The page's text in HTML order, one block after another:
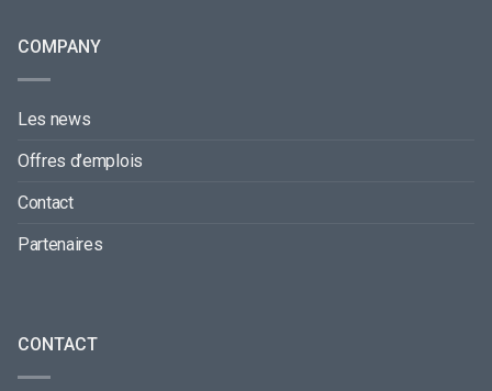
COMPANY
Les news
Offres d’emplois
Contact
Partenaires
CONTACT